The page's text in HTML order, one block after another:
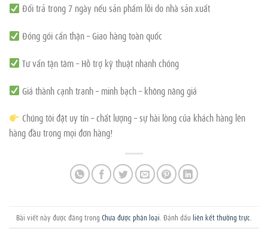
Đổi trả trong 7 ngày nếu sản phẩm lỗi do nhà sản xuất
Đóng gói cẩn thận – Giao hàng toàn quốc
Tư vấn tận tâm – Hỗ trợ kỹ thuật nhanh chóng
Giá thành cạnh tranh – minh bạch – không nâng giá
Chúng tôi đặt uy tín – chất lượng – sự hài lòng của khách hàng lên
hàng đầu trong mọi đơn hàng!
Bài viết này được đăng trong Chưa được phân loại . Đánh dấu liên kết thường trực